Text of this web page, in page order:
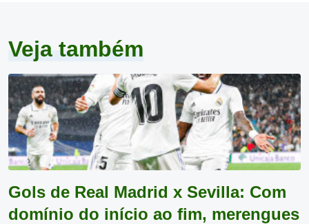
Veja também
Gols de Real Madrid x Sevilla: Com
domínio do início ao fim, merengues